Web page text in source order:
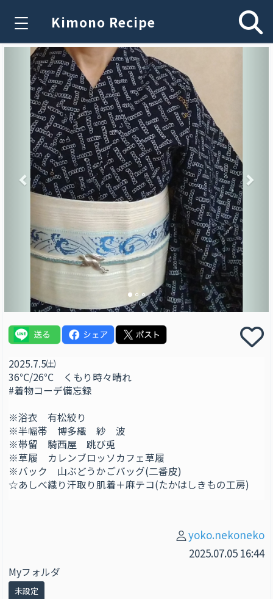
Kimono Recipe
Previous
2025.7.5㈯
36℃/26℃ くもり時々晴れ
#着物コーデ備忘録
※浴衣 有松絞り
※半幅帯 博多織 紗 波
※帯留 騎西屋 跳び兎
※草履 カレンブロッソカフェ草履
※バック 山ぶどうかごバッグ(二番皮)
☆あしべ織り汗取り肌着＋麻テコ(たかはしきもの工房)
yoko.nekoneko
2025.07.05 16:44
Myフォルダ
未設定